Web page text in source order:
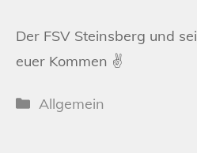
Der FSV Steinsberg und
euer Kommen ✌️
Kategorien
Allgemein